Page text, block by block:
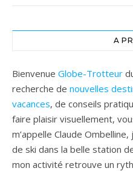
A
Bienvenue Globe-Trotteur
recherche de nouvelles
vacances, de conseils
faire plaisir visuellement,
m’appelle Claude
de ski dans la belle station
mon activité retrouve un